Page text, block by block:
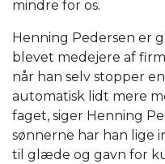
mindre for os.
Henning Pedersen er
blevet medejere af
når han selv stopper
automatisk lidt mere
faget, siger Henning
sønnerne har han lige
til glæde og gavn for